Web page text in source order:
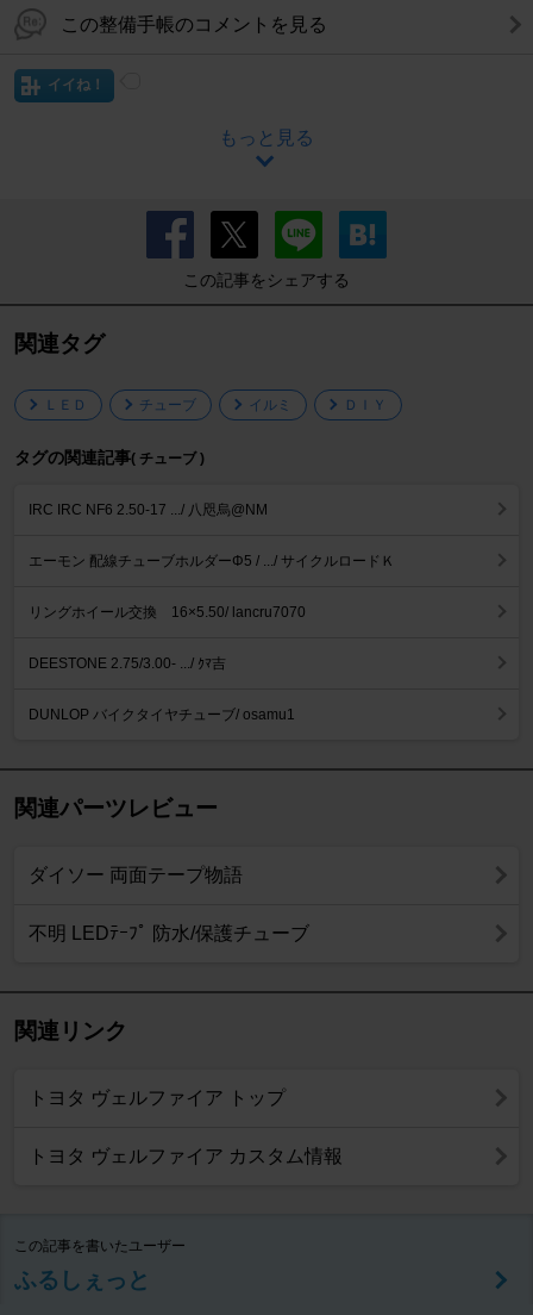
この整備手帳のコメントを見る
イイね！
もっと見る
この記事をシェアする
関連タグ
ＬＥＤ チューブ イルミ ＤＩＹ
タグの関連記事( チューブ )
IRC IRC NF6 2.50-17 .../ 八咫烏@NM
エーモン 配線チューブホルダーΦ5 / .../ サイクルロードＫ
リングホイール交換 16×5.50/ lancru7070
DEESTONE 2.75/3.00- .../ ｸﾏ吉
DUNLOP バイクタイヤチューブ/ osamu1
関連パーツレビュー
ダイソー 両面テープ物語
不明 LEDﾃｰﾌﾟ 防水/保護チューブ
関連リンク
トヨタ ヴェルファイア トップ
トヨタ ヴェルファイア カスタム情報
この記事を書いたユーザー
ふるしぇっと